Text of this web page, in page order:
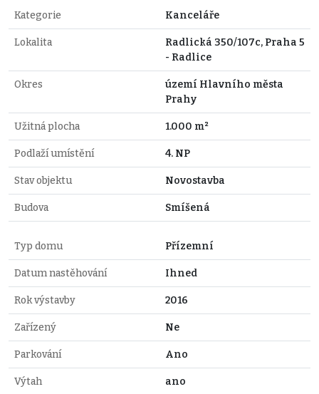
Kategorie Kanceláře
Lokalita
Radlická 350/107c, Praha 5
- Radlice
Okres
území Hlavního města
Prahy
Užitná plocha 1.000 m²
Podlaží umístění 4. NP
Stav objektu Novostavba
Budova Smíšená
Typ domu Přízemní
Datum nastěhování Ihned
Rok výstavby 2016
Zařízený Ne
Parkování Ano
Výtah ano